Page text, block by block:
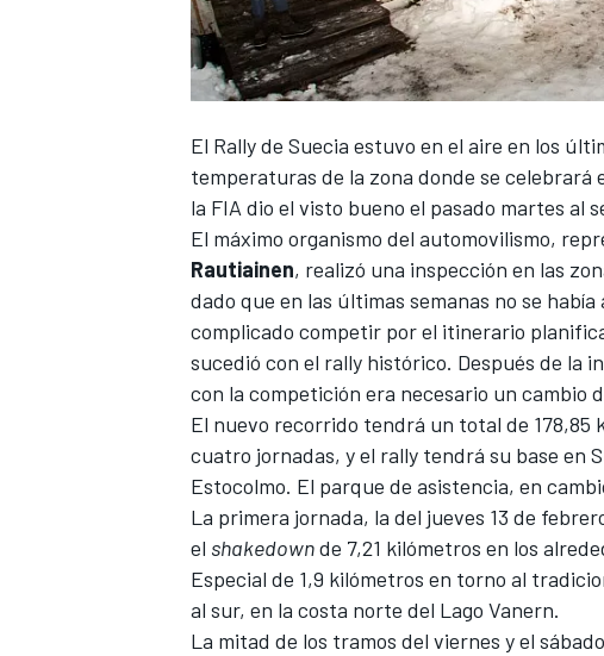
El Rally de Suecia estuvo en el aire en los
temperaturas de la zona donde se celebrará
la FIA dio el visto bueno el pasado martes al
El máximo organismo del automovilismo,
Rautiainen, realizó una inspección en las
dado que en las últimas semanas no se
complicado competir por el itinerario
sucedió con el rally histórico. Después de la
con la competición era necesario un cambio
El nuevo recorrido tendrá un total de
cuatro jornadas, y el rally tendrá su base en
Estocolmo. El parque de asistencia, en
La primera jornada, la del jueves 13 de
el shakedownde 7,21 kilómetros en los
Especial de 1,9 kilómetros en torno al
al sur, en la costa norte del Lago Vanern.
La mitad de los tramos del viernes y el